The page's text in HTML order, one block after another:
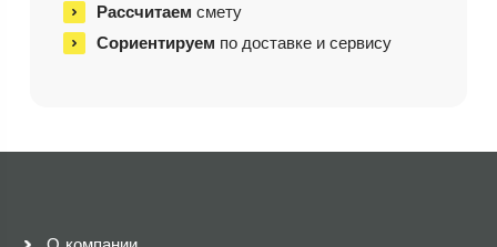
Рассчитаемсмету
Сориентируем по доставке и сервису